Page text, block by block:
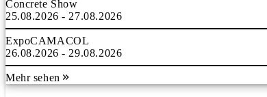
Concrete Show
25.08.2026 - 27.08.2026
ExpoCAMACOL
26.08.2026 - 29.08.2026
Mehr sehen